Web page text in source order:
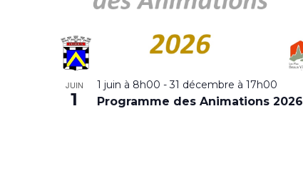
JUIN
1
1 juin à 8h00 -31 décembre à 17h00
Programme des Animations 2026